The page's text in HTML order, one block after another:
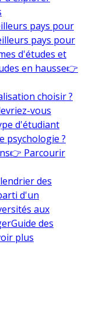
pays pour
pays pour
d'études et
en hausse👉
choisir ?
vous
d'étudiant
psychologie ?
👉 Parcourir
des
d'un
aux
Guide des
plus